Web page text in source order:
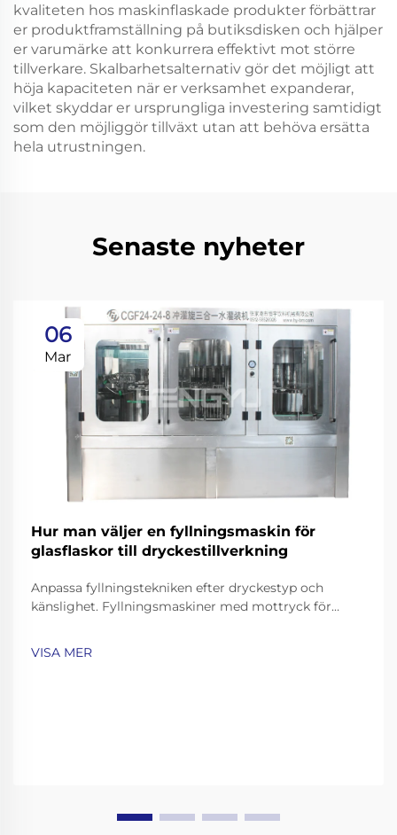
kvaliteten hos maskinflaskade produkter förbättrar
er produktframställning på butiksdisken och hjälper
er varumärke att konkurrera effektivt mot större
tillverkare. Skalbarhetsalternativ gör det möjligt att
höja kapaciteten när er verksamhet expanderar,
vilket skyddar er ursprungliga investering samtidigt
som den möjliggör tillväxt utan att behöva ersätta
hela utrustningen.
Senaste nyheter
06
Mar
Hur man väljer en fyllningsmaskin för
glasflaskor till dryckestillverkning
Anpassa fyllningstekniken efter dryckestyp och
känslighet. Fyllningsmaskiner med mottryck för
fyllningstekniker för att bevara deras mousserande
VISA MER